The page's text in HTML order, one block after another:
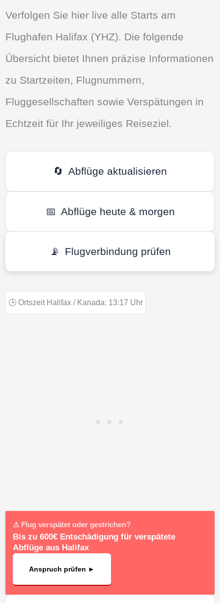
Verfolgen Sie hier live alle Starts am
Flughafen Halifax (YHZ). Die folgende
Übersicht bietet Ihnen präzise Informationen
zu Startzeiten, Flugnummern,
Fluggesellschaften sowie Verspätungen in
Echtzeit für Ihr jeweiliges Reiseziel.
🔄 Abflüge aktualisieren
📅 Abflüge heute & morgen
📡 Flugverbindung prüfen
🕒 Ortszeit Halifax / Kanada: 13:17 Uhr
⚠ Flug verspätet oder gestrichen?
Bis zu 600€ Entschädigung für verspätete
Abflüge aus Halifax
Anspruch prüfen ►